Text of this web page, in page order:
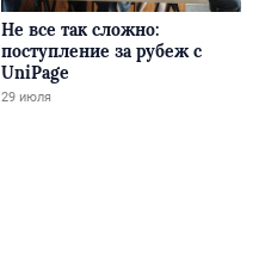
Не все так сложно:
поступление за рубеж с
UniPage
29 июля